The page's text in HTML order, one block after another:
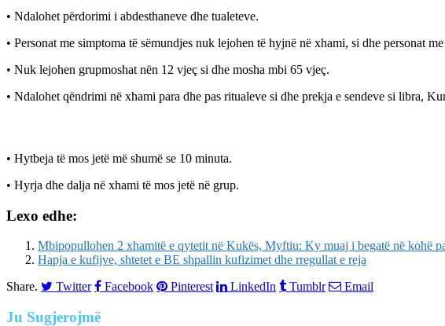
• Ndalohet përdorimi i abdesthaneve dhe tualeteve.
• Personat me simptoma të sëmundjes nuk lejohen të hyjnë në xhami, si dhe personat
• Nuk lejohen grupmoshat nën 12 vjeç si dhe mosha mbi 65 vjeç.
• Ndalohet qëndrimi në xhami para dhe pas ritualeve si dhe prekja e sendeve si libra,
• Hytbeja të mos jetë më shumë se 10 minuta.
• Hyrja dhe dalja në xhami të mos jetë në grup.
Lexo edhe:
Mbipopullohen 2 xhamitë e qytetit në Kukës, Myftiu: Ky muaj i begatë në kohë
Hapja e kufijve, shtetet e BE shpallin kufizimet dhe rregullat e reja
Share.
Twitter Facebook Pinterest LinkedIn Tumblr Email
Ju Sugjerojmë